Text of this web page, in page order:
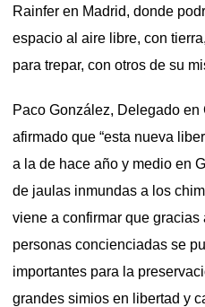
Rainfer en Madrid, donde
espacio al aire libre, con
para trepar, con otros de su
Paco González, Delegado
afirmado que “esta nueva
a la de hace año y medio en
de jaulas inmundas a los
viene a confirmar que
personas concienciadas se
importantes para la
grandes simios en libertad y